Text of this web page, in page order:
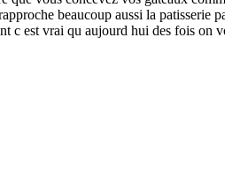
beaucoup aussi la
c est vrai qu aujourd hui des fois on